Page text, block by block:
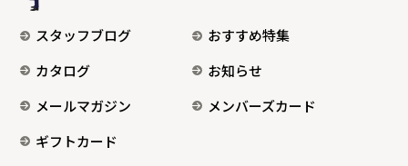
スタッフブログ
おすすめ特集
カタログ
お知らせ
メールマガジン
メンバーズカード
ギフトカード